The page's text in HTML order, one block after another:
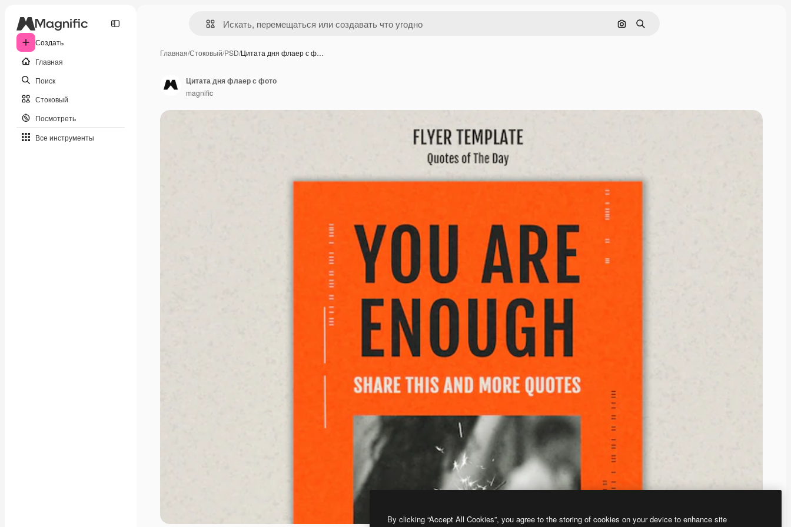
Создать
Главная
Поиск
Стоковый
Посмотреть
Все инструменты
Поиск по изображению
Поиск
Главная/Стоковый/PSD/Цитата дня флаер с ф…
Цитата дня флаер с фото
magnific
By clicking “Accept All Cookies”, you agree to the storing of cookies on your device to enhance site